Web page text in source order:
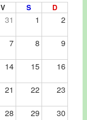
V S D
31 1 2
7 8 9
14 15 16
21 22 23
28 29 30